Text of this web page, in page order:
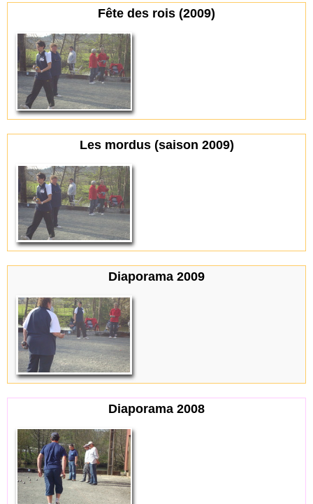
Fête des rois (2009)
Les mordus (saison 2009)
Diaporama 2009
Diaporama 2008